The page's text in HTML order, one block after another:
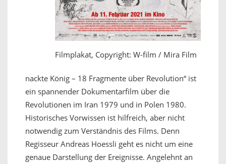
Filmplakat, Copyright: W-film / Mira Film
nackte König – 18 Fragmente über Revolution“ ist
ein spannender Dokumentarfilm über die
Revolutionen im Iran 1979 und in Polen 1980.
Historisches Vorwissen ist hilfreich, aber nicht
notwendig zum Verständnis des Films. Denn
Regisseur Andreas Hoessli geht es nicht um eine
genaue Darstellung der Ereignisse. Angelehnt an